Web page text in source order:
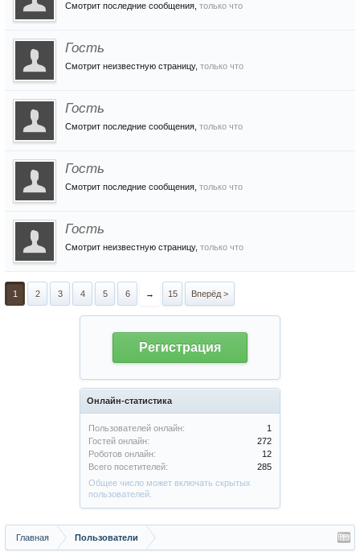
Смотрит последние сообщения, только что
Гость
Смотрит неизвестную страницу, только что
Гость
Смотрит последние сообщения, только что
Гость
Смотрит последние сообщения, только что
Гость
Смотрит неизвестную страницу, только что
1 2 3 4 5 6 → 15 Вперёд >
Регистрация
Онлайн-статистика
Пользователей онлайн:
1
Гостей онлайн:
272
Роботов онлайн:
12
Всего посетителей:
285
Общее число может включать скрытых
пользователей.
Главная Пользователи